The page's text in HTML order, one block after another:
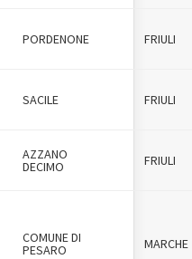
PORDENONE FRIULI
SACILE FRIULI
AZZANO
DECIMO FRIULI
COMUNE DI
PESARO MARCHE